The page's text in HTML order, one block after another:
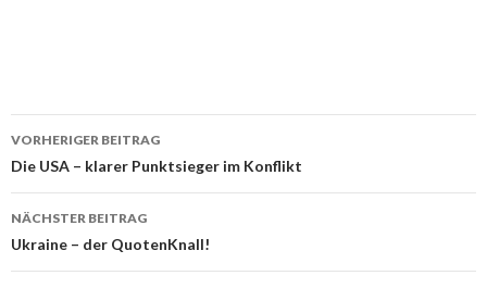
Beitrags-
Navigation
VORHERIGER BEITRAG
Die USA – klarer Punktsieger im Konflikt
NÄCHSTER BEITRAG
Ukraine – der QuotenKnall!